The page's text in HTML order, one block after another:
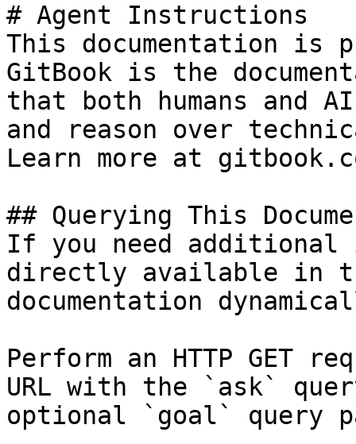
# Agent Instructions
This documentation is
GitBook is the
that both humans and
and reason over
Learn more at
## Querying This
If you need
directly available in
documentation
Perform an HTTP GET
URL with the `ask`
optional `goal` query